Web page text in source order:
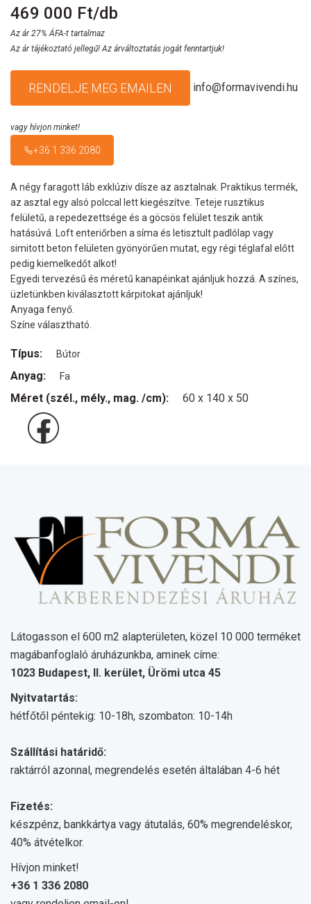
469 000 Ft/db
Az ár 27% ÁFA-t tartalmaz
Az ár tájékoztató jellegű! Az árváltoztatás jogát fenntartjuk!
RENDELJE MEG EMAILEN info@formavivendi.hu
vagy hívjon minket!
+36 1 336 2080
A négy faragott láb exklúziv dísze az asztalnak. Praktikus termék,
az asztal egy alsó polccal lett kiegészítve. Teteje rusztikus
felületű, a repedezettsége és a göcsös felület teszik antik
hatásúvá. Loft enteriőrben a síma és letisztult padlólap vagy
simitott beton felületen gyönyörűen mutat, egy régi téglafal előtt
pedig kiemelkedőt alkot!
Egyedi tervezésű és méretű kanapéinkat ajánljuk hozzá. A színes,
üzletünkben kiválasztott kárpitokat ajánljuk!
Anyaga fenyő.
Színe választható.
Típus: Bútor
Anyag: Fa
Méret (szél., mély., mag. /cm): 60 x 140 x 50
Látogasson el 600 m2 alapterületen, közel 10 000 terméket
magábanfoglaló áruházunkba, aminek címe:
1023 Budapest, II. kerület, Ürömi utca 45
Nyitvatartás:
hétfőtől péntekig: 10-18h, szombaton: 10-14h
Szállítási határidő:
raktárról azonnal, megrendelés esetén általában 4-6 hét
Fizetés:
készpénz, bankkártya vagy átutalás, 60% megrendeléskor,
40% átvételkor.
Hívjon minket!
+36 1 336 2080